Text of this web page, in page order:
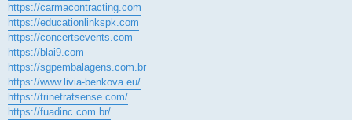
https://carmacontracting.com
https://educationlinkspk.com
https://concertsevents.com
https://blai9.com
https://sgpembalagens.com.br
https://www.livia-benkova.eu/
https://trinetratsense.com/
https://fuadinc.com.br/